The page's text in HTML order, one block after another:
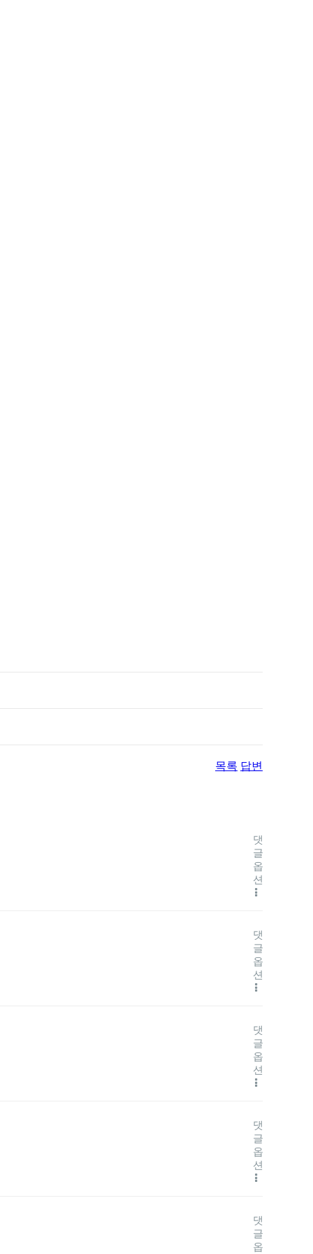
목록 답변
댓
글
옵
션
댓
글
옵
션
댓
글
옵
션
댓
글
옵
션
댓
글
옵